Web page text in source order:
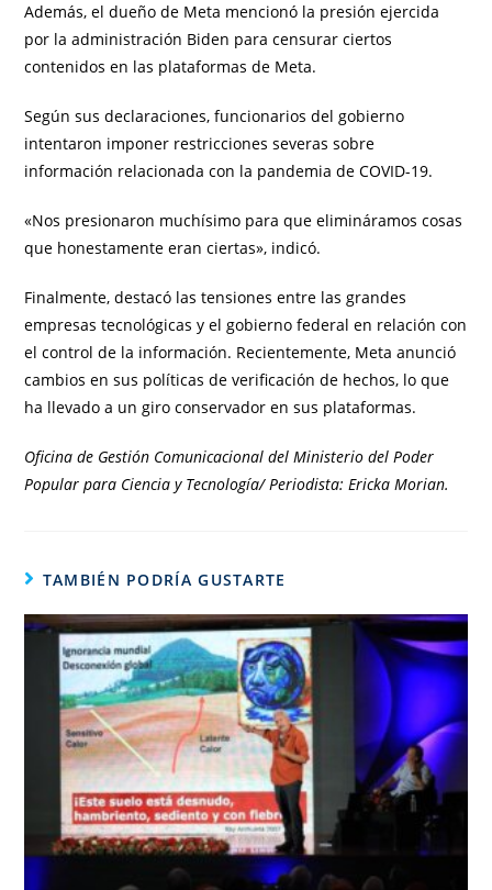
Además, el dueño de Meta mencionó la presión ejercida
por la administración Biden para censurar ciertos
contenidos en las plataformas de Meta.
Según sus declaraciones, funcionarios del gobierno
intentaron imponer restricciones severas sobre
información relacionada con la pandemia de COVID-19.
«Nos presionaron muchísimo para que elimináramos cosas
que honestamente eran ciertas», indicó.
Finalmente, destacó las tensiones entre las grandes
empresas tecnológicas y el gobierno federal en relación con
el control de la información. Recientemente, Meta anunció
cambios en sus políticas de verificación de hechos, lo que
ha llevado a un giro conservador en sus plataformas.
Oficina de Gestión Comunicacional del Ministerio del Poder
Popular para Ciencia y Tecnología/ Periodista: Ericka Morian.
TAMBIÉN PODRÍA GUSTARTE